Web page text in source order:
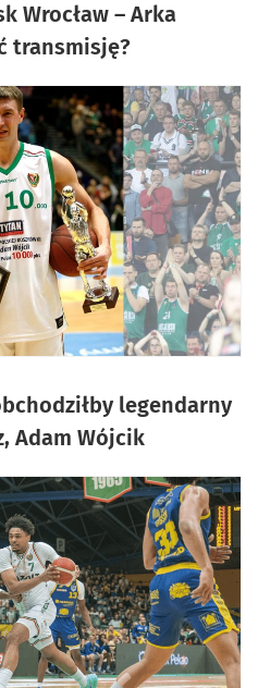
Wrocław – Arka
transmisję?
legendarny
Adam Wójcik